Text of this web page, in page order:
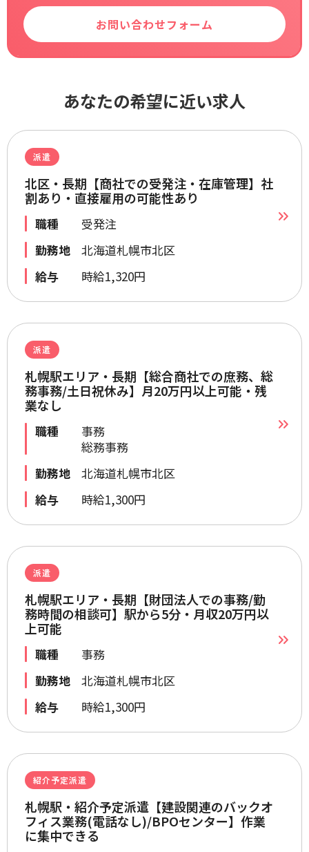
お問い合わせフォーム
あなたの希望に近い求人
派遣
北区・長期【商社での受発注・在庫管理】社
割あり・直接雇用の可能性あり
職種
受発注
勤務地
北海道札幌市北区
給与
時給1,320円
派遣
札幌駅エリア・長期【総合商社での庶務、総
務事務/土日祝休み】月20万円以上可能・残
業なし
職種
事務
総務事務
勤務地
北海道札幌市北区
給与
時給1,300円
派遣
札幌駅エリア・長期【財団法人での事務/勤
務時間の相談可】駅から5分・月収20万円以
上可能
職種
事務
勤務地
北海道札幌市北区
給与
時給1,300円
紹介予定派遣
札幌駅・紹介予定派遣【建設関連のバックオ
フィス業務(電話なし)/BPOセンター】作業
に集中できる